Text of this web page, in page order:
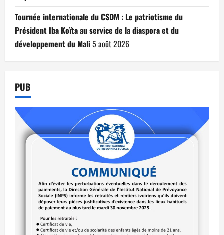
Tournée internationale du CSDM : Le patriotisme du
Président Iba Koïta au service de la diaspora et du
développement du Mali5 août 2026
PUB